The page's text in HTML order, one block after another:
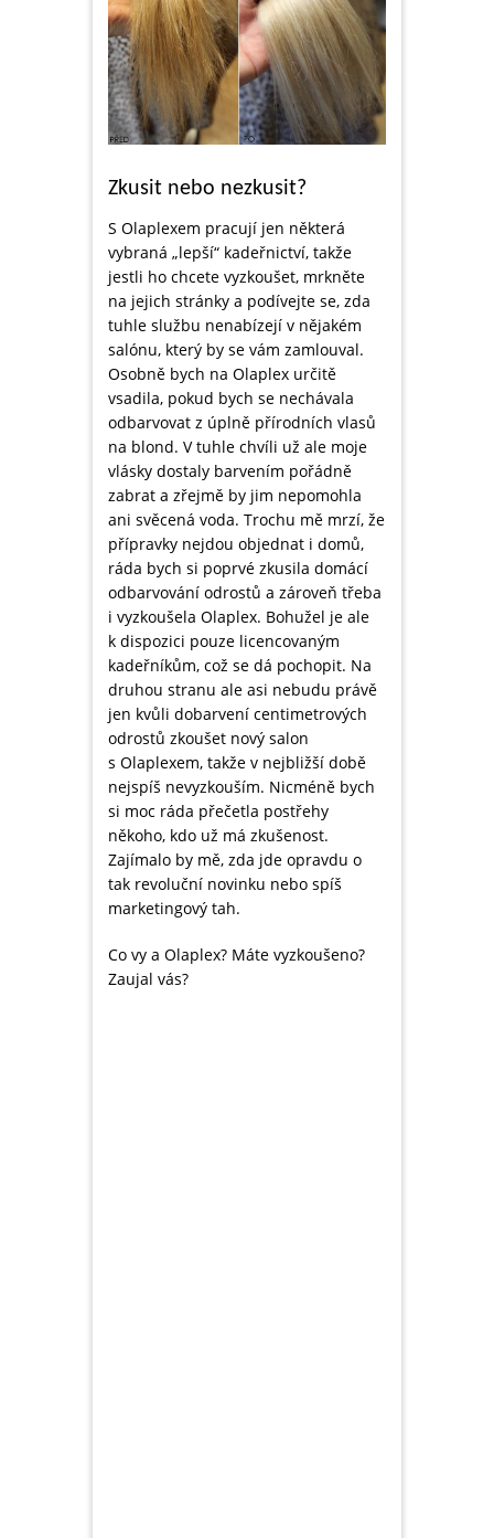
Zkusit nebo nezkusit?
S Olaplexem pracují jen některá
vybraná „lepší“ kadeřnictví, takže
jestli ho chcete vyzkoušet, mrkněte
na jejich stránky a podívejte se, zda
tuhle službu nenabízejí v nějakém
salónu, který by se vám zamlouval.
Osobně bych na Olaplex určitě
vsadila, pokud bych se nechávala
odbarvovat z úplně přírodních vlasů
na blond. V tuhle chvíli už ale moje
vlásky dostaly barvením pořádně
zabrat a zřejmě by jim nepomohla
ani svěcená voda. Trochu mě mrzí, že
přípravky nejdou objednat i domů,
ráda bych si poprvé zkusila domácí
odbarvování odrostů a zároveň třeba
i vyzkoušela Olaplex. Bohužel je ale
k dispozici pouze licencovaným
kadeřníkům, což se dá pochopit. Na
druhou stranu ale asi nebudu právě
jen kvůli dobarvení centimetrových
odrostů zkoušet nový salon
s Olaplexem, takže v nejbližší době
nejspíš nevyzkouším. Nicméně bych
si moc ráda přečetla postřehy
někoho, kdo už má zkušenost.
Zajímalo by mě, zda jde opravdu o
tak revoluční novinku nebo spíš
marketingový tah.
Co vy a Olaplex? Máte vyzkoušeno?
Zaujal vás?